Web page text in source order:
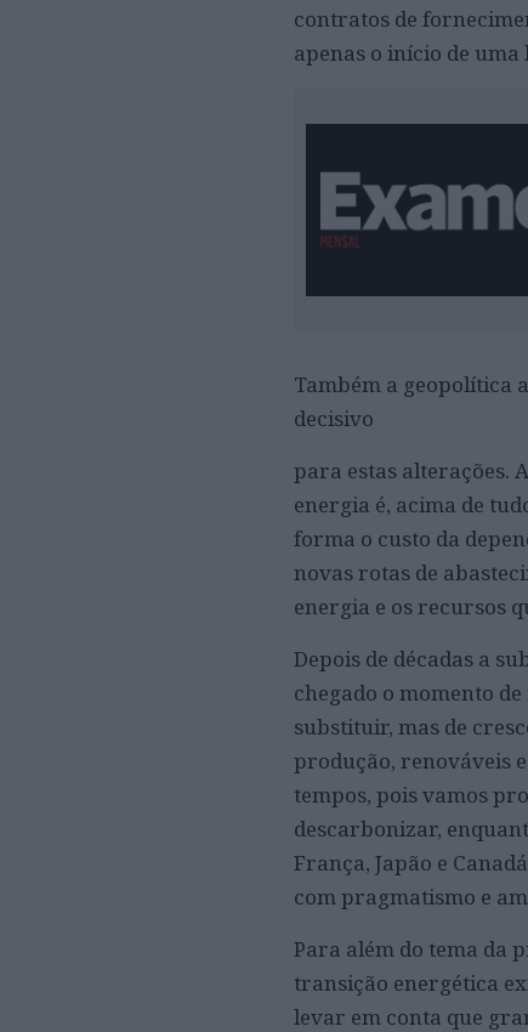
contratos de
apenas o início de
Também a geopolítica
decisivo
para estas alterações.
energia é, acima de
forma o custo da
novas rotas de
energia e os recursos
Depois de décadas a
chegado o momento
substituir, mas de
produção, renováveis
tempos, pois vamos
descarbonizar,
França, Japão e
com pragmatismo e
Para além do tema da
transição energética
levar em conta que